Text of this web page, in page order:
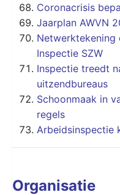
Coronacrisis
Jaarplan AWVN
Netwerktekening
Inspectie SZW
Inspectie treedt
uitzendbureaus
Schoonmaak in
regels
Arbeidsinspectie
Organisatie